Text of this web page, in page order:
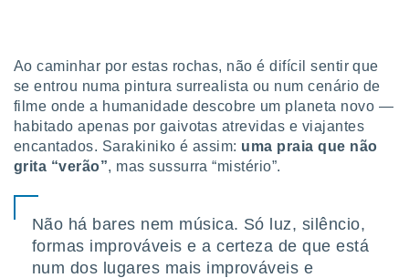
cookies,
caso,
de que
não
ou
Ao caminhar por estas rochas, não é difícil sentir que
se entrou numa pintura surrealista ou num cenário de
filme onde a humanidade descobre um planeta novo —
habitado apenas por gaivotas atrevidas e viajantes
encantados. Sarakiniko é assim: uma praia que não
grita “verão”, mas sussurra “mistério”.
Não há bares nem música. Só luz, silêncio,
formas improváveis e a certeza de que está
num dos lugares mais improváveis e